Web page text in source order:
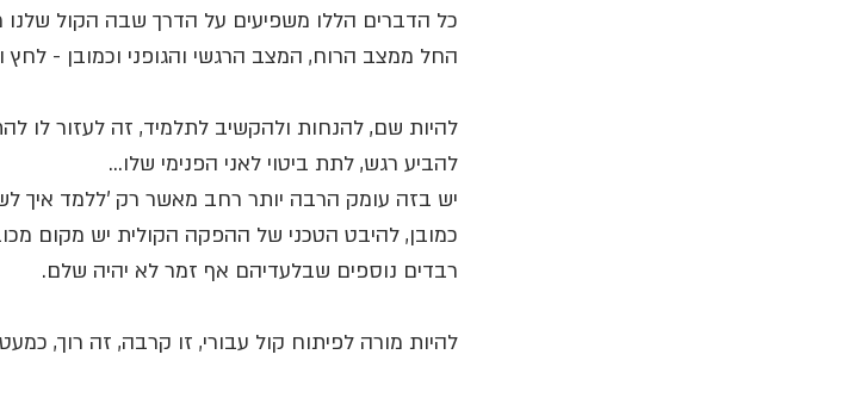
כל הדברים הללו משפיעים על הדרך שבה הקול שלנו
החל ממצב הרוח, המצב הרגשי והגופני וכמובן - לחץ
להיות שם, להנחות ולהקשיב לתלמיד, זה לעזור לו
להביע רגש, לתת ביטוי לאני הפנימי שלו...
יש בזה עומק הרבה יותר רחב מאשר רק 'ללמד איך
כמובן, להיבט הטכני של ההפקה הקולית יש מקום
רבדים נוספים שבלעדיהם אף זמר לא יהיה שלם.
להיות מורה לפיתוח קול עבורי, זו קרבה, זה רוך,